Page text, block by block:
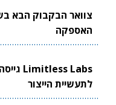
הייצור